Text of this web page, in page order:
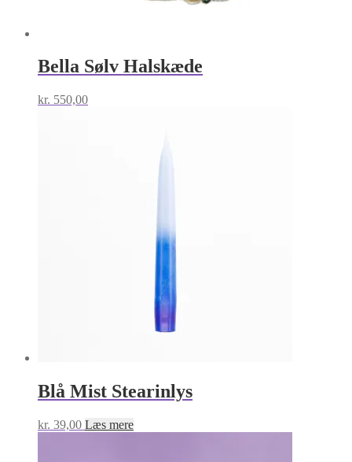
Bella Sølv Halskæde
kr. 550,00
Blå Mist Stearinlys
kr. 39,00 Læs mere